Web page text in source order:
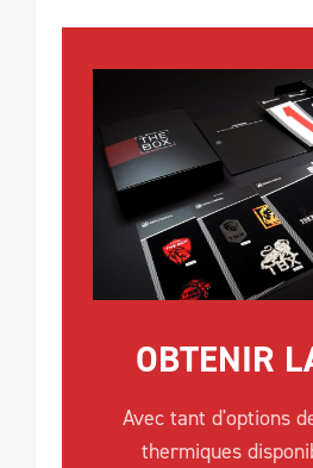
OBTENIR
Avec tant d'options
thermiques